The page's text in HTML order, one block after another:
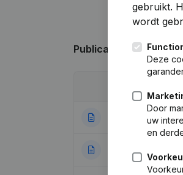
Publicaties van
23-07-2014
gebruikt.
wordt
Deze
Door
uw
en